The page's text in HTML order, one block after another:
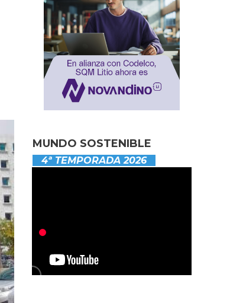
MUNDO SOSTENIBLE
4ª TEMPORADA 2026